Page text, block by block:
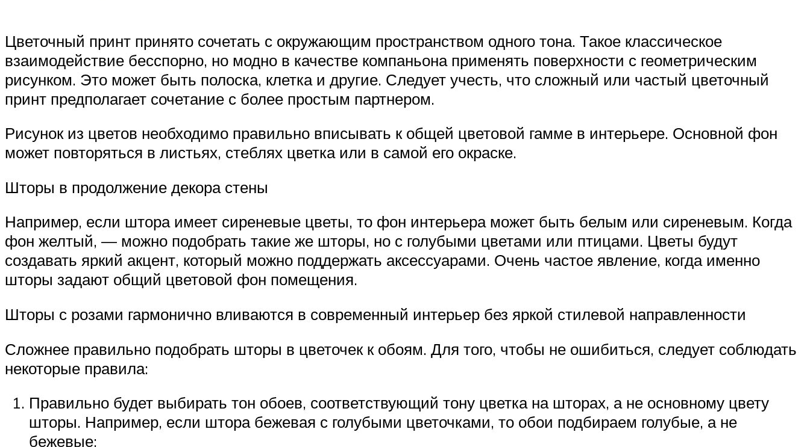
Цветочный принт принято сочетать с окружающим пространством одного тона. Такое классическое
взаимодействие бесспорно, но модно в качестве компаньона применять поверхности с геометрическим
рисунком. Это может быть полоска, клетка и другие. Следует учесть, что сложный или частый цветочный
принт предполагает сочетание с более простым партнером.
Рисунок из цветов необходимо правильно вписывать к общей цветовой гамме в интерьере. Основной фон
может повторяться в листьях, стеблях цветка или в самой его окраске.
Шторы в продолжение декора стены
Например, если штора имеет сиреневые цветы, то фон интерьера может быть белым или сиреневым. Когда
фон желтый, — можно подобрать такие же шторы, но с голубыми цветами или птицами. Цветы будут
создавать яркий акцент, который можно поддержать аксессуарами. Очень частое явление, когда именно
шторы задают общий цветовой фон помещения.
Шторы с розами гармонично вливаются в современный интерьер без яркой стилевой направленности
Сложнее правильно подобрать шторы в цветочек к обоям. Для того, чтобы не ошибиться, следует соблюдать
некоторые правила:
Правильно будет выбирать тон обоев, соответствующий тону цветка на шторах, а не основному цвету
шторы. Например, если штора бежевая с голубыми цветочками, то обои подбираем голубые, а не
бежевые;